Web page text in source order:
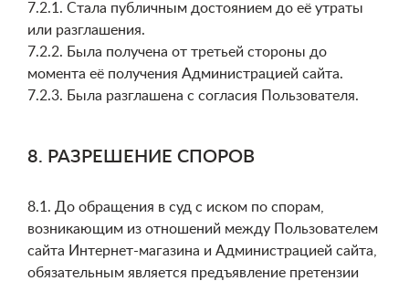
7.2.1. Стала публичным достоянием до её утраты
или разглашения.
7.2.2. Была получена от третьей стороны до
момента её получения Администрацией сайта.
7.2.3. Была разглашена с согласия Пользователя.
8. РАЗРЕШЕНИЕ СПОРОВ
8.1. До обращения в суд с иском по спорам,
возникающим из отношений между Пользователем
сайта Интернет-магазина и Администрацией сайта,
обязательным является предъявление претензии